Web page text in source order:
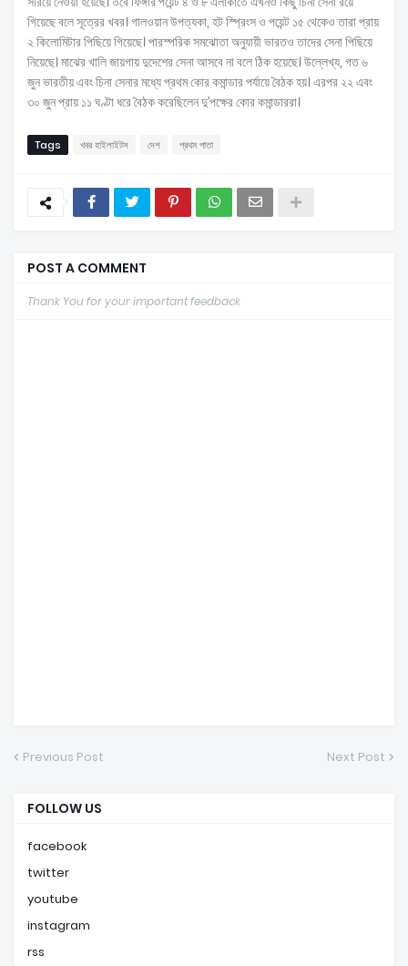
গিয়েছে বলে সূত্রের খবর। গালওয়ান উপত্যকা, হট স্প্রিংস ও পয়েন্ট ১৫ থেকেও তারা প্রায়
২ কিলোমিটার পিছিয়ে গিয়েছে। পারস্পরিক সমঝোতা অনুযায়ী ভারতও তাদের সেনা পিছিয়ে
নিয়েছে। মাঝের খালি জায়গায় দুদেশের সেনা আসবে না বলে ঠিক হয়েছে। উল্লেখ্য, গত ৬
জুন ভারতীয় এবং চিনা সেনার মধ্যে প্রথম কোর কমান্ডার পর্যায়ে বৈঠক হয়। এরপর ২২ এবং
৩০ জুন প্রায় ১১ ঘণ্টা ধরে বৈঠক করেছিলেন দু’পক্ষের কোর কমান্ডাররা।
Tags খবর হাইলাইটস দেশ প্রথম পাতা
POST A COMMENT
Thank You for your important feedback
Previous Post Next Post
FOLLOW US
facebook
twitter
youtube
instagram
rss